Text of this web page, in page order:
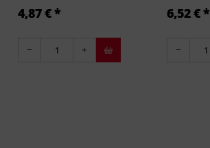
4,87 € * 6,52 € *